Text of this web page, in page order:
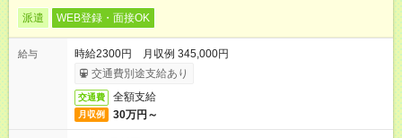
派遣 WEB登録・面接OK
給与
時給2300円 月収例 345,000円
交通費別途支給あり
交通費 全額支給
月収例 30万円～